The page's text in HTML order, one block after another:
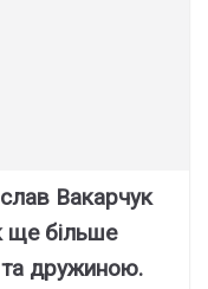
Вакарчук
ще більше
та дружиною.